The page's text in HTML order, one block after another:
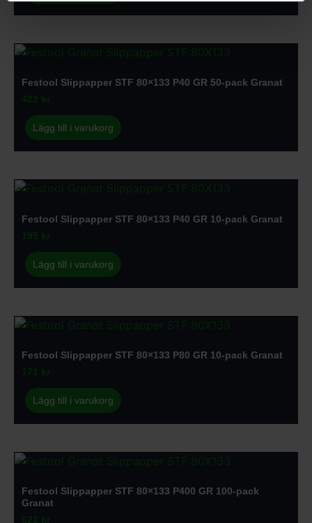
Festool Slippapper STF 80×133 P40 GR 50-pack Granat
422 kr
Lägg till i varukorg
Festool Slippapper STF 80×133 P40 GR 10-pack Granat
195 kr
Lägg till i varukorg
Festool Slippapper STF 80×133 P80 GR 10-pack Granat
171 kr
Lägg till i varukorg
Festool Slippapper STF 80×133 P400 GR 100-pack
Granat
621 kr